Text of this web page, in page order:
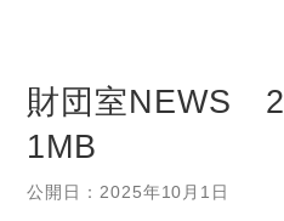
財団室NEWS
1MB
公開日：2025年10月1日
ガ